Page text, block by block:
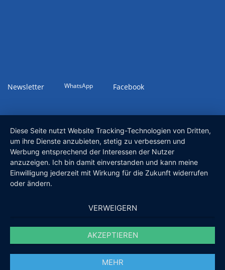
Newsletter WhatsApp Facebook
Diese Seite nutzt Website Tracking-Technologien von Dritten,
um ihre Dienste anzubieten, stetig zu verbessern und
Werbung entsprechend der Interessen der Nutzer
anzuzeigen. Ich bin damit einverstanden und kann meine
Einwilligung jederzeit mit Wirkung für die Zukunft widerrufen
oder ändern.
VERWEIGERN
AKZEPTIEREN
MEHR